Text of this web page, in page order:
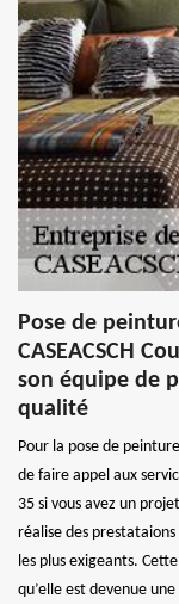
Pose de
CASEACSCH
son équipe de
qualité
Pour la pose de
de faire appel aux
35 si vous avez un
réalise des
les plus exigeants.
qu’elle est devenue